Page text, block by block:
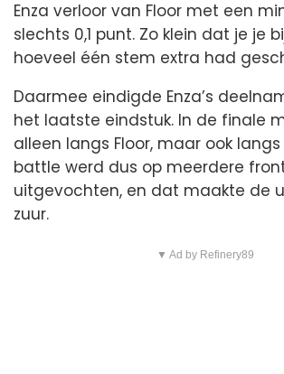
Enza verloor van Floor met een
slechts 0,1 punt. Zo klein dat je je
hoeveel één stem extra had
Daarmee eindigde Enza’s
het laatste eindstuk. In de finale
alleen langs Floor, maar ook langs
battle werd dus op meerdere
uitgevochten, en dat maakte de
zuur.
▼ Ad by Refinery89